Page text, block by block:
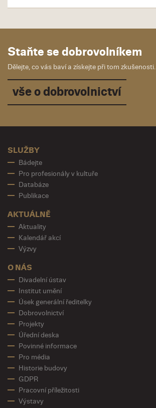
Staňte se dobrovolníkem
Dělejte, co vás baví a získejte při tom zkušenosti.
vše o dobrovolnictví
SLUŽBY
Bádejte
Pro profesionály v kultuře
Databáze
Publikace
AKTUÁLNĚ
Aktuality
Kalendář akcí
Výzvy
O NÁS
Divadelní ústav
Institut umění
Úsek generální ředitelky
Dobrovolnictví
Projekty
Úřední deska
Povinné informace
Pro média
Historie budovy
GDPR
Pracovní příležitosti
Výstavy